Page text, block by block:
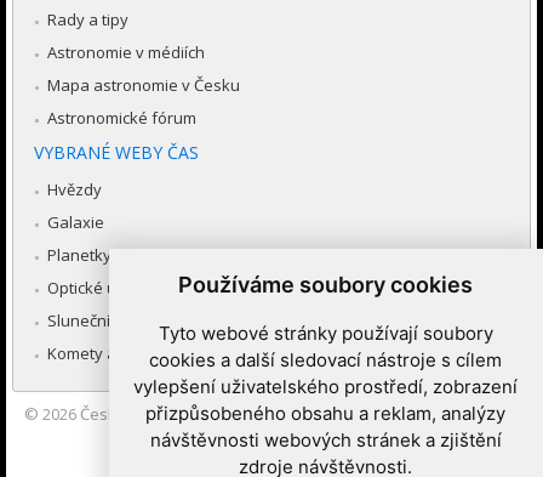
Používáme soubory cookies
Tyto webové stránky používají soubory
cookies a další sledovací nástroje s cílem
vylepšení uživatelského prostředí, zobrazení
přizpůsobeného obsahu a reklam, analýzy
návštěvnosti webových stránek a zjištění
zdroje návštěvnosti.
Rady a tipy
Astronomie v médiích
Mapa astronomie v Česku
Astronomické fórum
VYBRANÉ WEBY ČAS
Hvězdy
Galaxie
Planetky
Optické úkazy v atmosféře
Sluneční soustava
Komety a meteory
© 2026 Česká astronomická společnost|Hvězdárna a planetárium
Brno spolupracuje se serverem Astro.cz